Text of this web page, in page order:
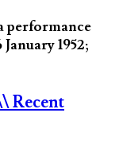
performance
1952;
Recent